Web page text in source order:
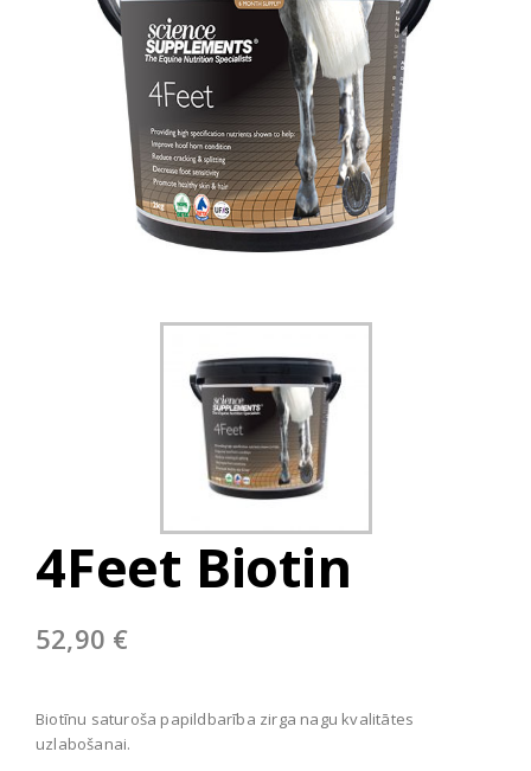
4Feet Biotin
52,90 €
Biotīnu saturoša papildbarība zirga nagu kvalitātes
uzlabošanai.